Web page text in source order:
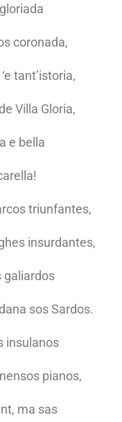
coronada,
tant’istoria,
Villa Gloria,
e bella
triunfantes,
insurdantes,
galiardos
sos Sardos.
insulanos
pianos,
ma sas